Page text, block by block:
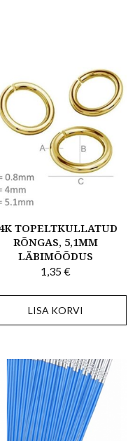
TOPELTKULLATUD
RÕNGAS, 5,1MM
LÄBIMÕÕDUS
1,35€
LISA KORVI